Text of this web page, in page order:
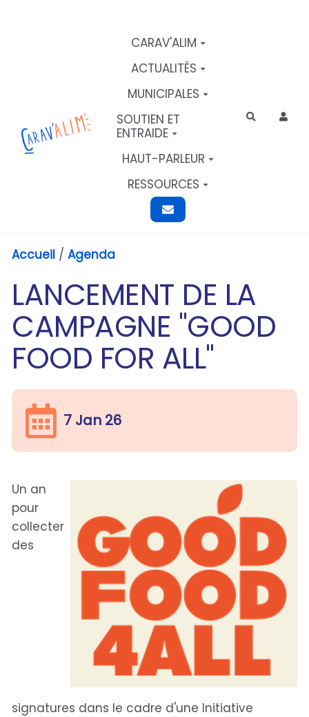
CARAV'ALIM
ACTUALITÉS
MUNICIPALES
SOUTIEN ET
ENTRAIDE
HAUT-PARLEUR
RESSOURCES
Rechercher
Accueil / Agenda
LANCEMENT DE LA
CAMPAGNE "GOOD
FOOD FOR ALL"
7 Jan 26
Un an
pour
collecter
des
signatures dans le cadre d'une Initiative